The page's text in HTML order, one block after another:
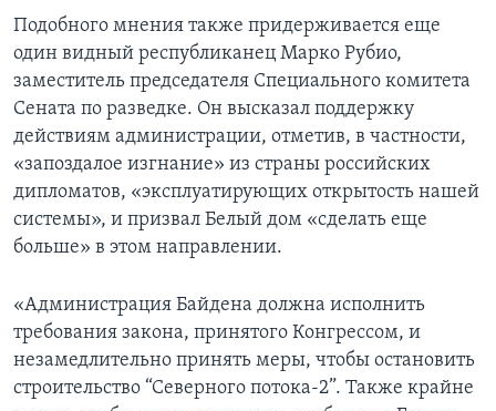
Подобного мнения также придерживается еще
один видный республиканец Марко Рубио,
заместитель председателя Специального комитета
Сената по разведке. Он высказал поддержку
действиям администрации, отметив, в частности,
«запоздалое изгнание» из страны российских
дипломатов, «эксплуатирующих открытость нашей
системы», и призвал Белый дом «сделать еще
больше» в этом направлении.
«Администрация Байдена должна исполнить
требования закона, принятого Конгрессом, и
незамедлительно принять меры, чтобы остановить
строительство “Северного потока-2”. Также крайне